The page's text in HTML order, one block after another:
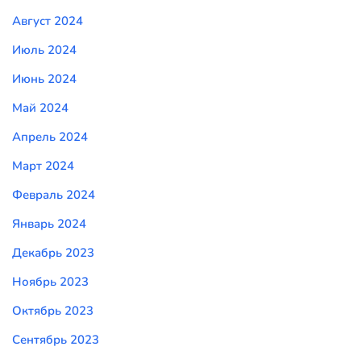
Август 2024
Июль 2024
Июнь 2024
Май 2024
Апрель 2024
Март 2024
Февраль 2024
Январь 2024
Декабрь 2023
Ноябрь 2023
Октябрь 2023
Сентябрь 2023